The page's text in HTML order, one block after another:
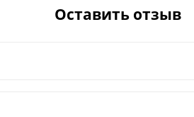
Оставить отзыв